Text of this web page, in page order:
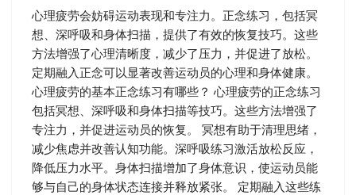
心理疲劳会妨碍运动表现和专注力。正念练习，包括冥
想、深呼吸和身体扫描，提供了有效的恢复技巧。这些
方法增强了心理清晰度，减少了压力，并促进了放松。
定期融入正念可以显著改善运动员的心理和身体健康。
心理疲劳的基本正念练习有哪些？ 心理疲劳的正念练习
包括冥想、深呼吸和身体扫描等技巧。这些方法增强了
专注力，并促进运动员的恢复。 冥想有助于清理思绪，
减少焦虑并改善认知功能。深呼吸练习激活放松反应，
降低压力水平。身体扫描增加了身体意识，使运动员能
够与自己的身体状态连接并释放紧张。 定期融入这些练